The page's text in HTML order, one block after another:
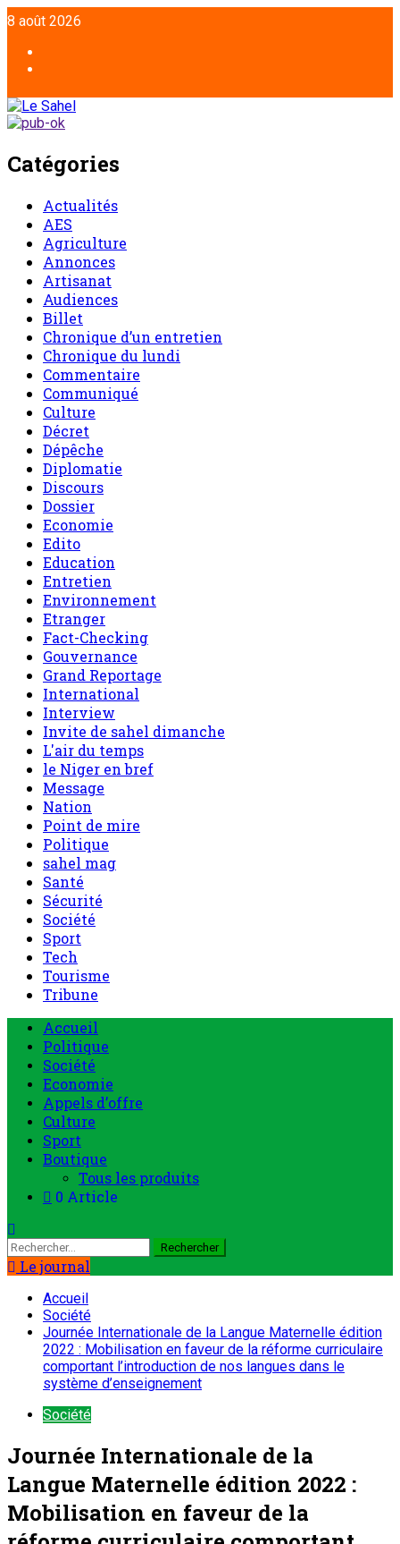
8 août 2026
Catégories
Actualités
AES
Agriculture
Annonces
Artisanat
Audiences
Billet
Chronique d’un entretien
Chronique du lundi
Commentaire
Communiqué
Culture
Décret
Dépêche
Diplomatie
Discours
Dossier
Economie
Edito
Education
Entretien
Environnement
Etranger
Fact-Checking
Gouvernance
Grand Reportage
International
Interview
Invite de sahel dimanche
L'air du temps
le Niger en bref
Message
Nation
Point de mire
Politique
sahel mag
Santé
Sécurité
Société
Sport
Tech
Tourisme
Tribune
Accueil
Politique
Société
Economie
Appels d’offre
Culture
Sport
Boutique
Tous les produits
0 Article
Le journal
Accueil
Société
Journée Internationale de la Langue Maternelle édition
2022 : Mobilisation en faveur de la réforme curriculaire
comportant l’introduction de nos langues dans le
système d’enseignement
Société
Journée Internationale de la
Langue Maternelle édition 2022 :
Mobilisation en faveur de la